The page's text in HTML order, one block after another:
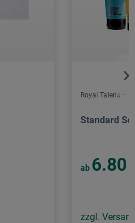
Royal Talens –
Standard
ab 6.80
zzgl.